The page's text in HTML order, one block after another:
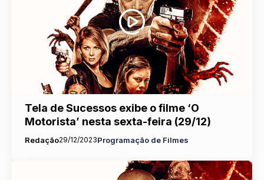
Tela de Sucessos exibe o filme ‘O
Motorista’ nesta sexta-feira (29/12)
Redação29/12/2023Programação de Filmes